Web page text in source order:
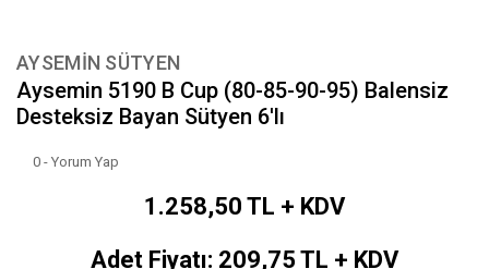
AYSEMİN SÜTYEN
Aysemin 5190 B Cup (80-85-90-95) Balensiz
Desteksiz Bayan Sütyen 6'lı
0 - Yorum Yap
1.258,50 TL + KDV
Adet Fiyatı: 209,75 TL + KDV